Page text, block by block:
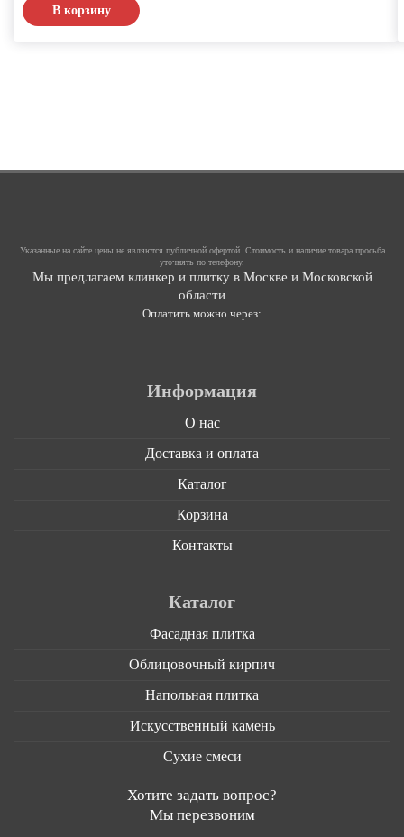
В корзину
Указанные на сайте цены не являются публичной офертой. Стоимость и наличие товара просьба
уточнять по телефону.
Мы предлагаем клинкер и плитку в Москве и Московской
области
Оплатить можно через:
Информация
О нас
Доставка и оплата
Каталог
Корзина
Контакты
Каталог
Фасадная плитка
Облицовочный кирпич
Напольная плитка
Искусственный камень
Сухие смеси
Хотите задать вопрос?
Мы перезвоним